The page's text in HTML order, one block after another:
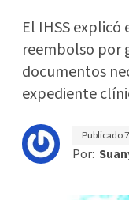
El IHSS
reembolso por
documentos
expediente
Publicado
Por: